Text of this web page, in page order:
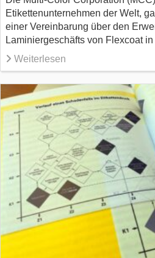
Etikettenunternehmen der Welt,
einer Vereinbarung über den
Laminiergeschäfts von Flexcoat
Weiterlesen